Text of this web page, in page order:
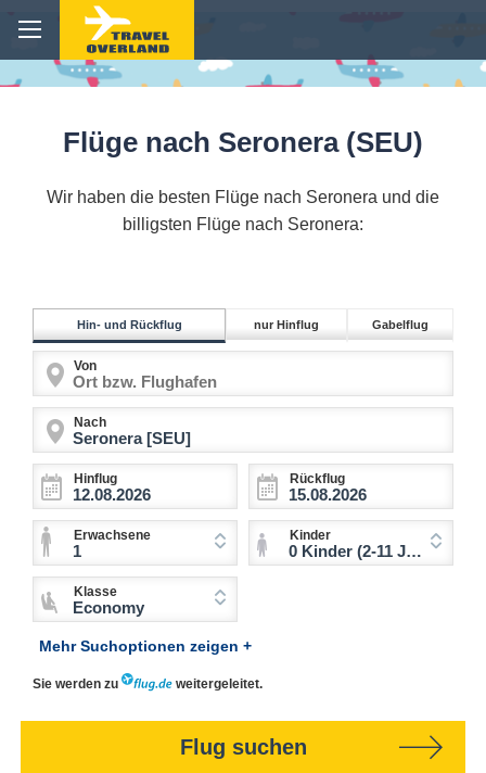
Flüge nach Seronera (SEU)
Wir haben die besten Flüge nach Seronera und die
billigsten Flüge nach Seronera:
Hin- und Rückflug nur Hinflug Gabelflug
Von
Nach
Hinflug Rückflug
Erwachsene
1
Kinder
0 Kinder (2-11 Jahre)
Klasse
Economy
Mehr Suchoptionen zeigen +
Sie werden zu weitergeleitet.
Flug suchen